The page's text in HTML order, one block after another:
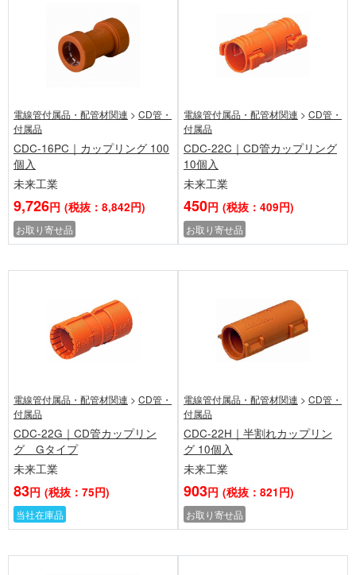
電線管付属品・配管材関連 > CD管・
付属品
CDC-16PC｜カップリング 100
個入
未来工業
9,726円 (税抜：8,842円)
お取り寄せ品
電線管付属品・配管材関連 > CD管・
付属品
CDC-22C｜CD管カップリング
10個入
未来工業
450円 (税抜：409円)
お取り寄せ品
電線管付属品・配管材関連 > CD管・
付属品
CDC-22G｜CD管カップリン
グ Gタイプ
未来工業
83円 (税抜：75円)
当社在庫品
電線管付属品・配管材関連 > CD管・
付属品
CDC-22H｜半割れカップリン
グ 10個入
未来工業
903円 (税抜：821円)
お取り寄せ品